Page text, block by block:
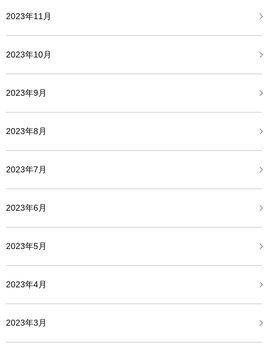
2023年11月
2023年10月
2023年9月
2023年8月
2023年7月
2023年6月
2023年5月
2023年4月
2023年3月